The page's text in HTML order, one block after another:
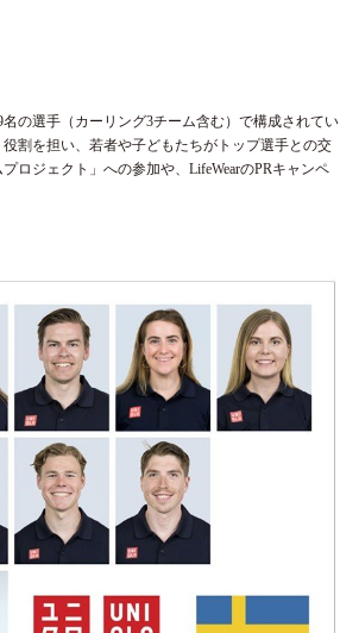
の選手（カーリング3チーム含む）で構成されてい
割を担い、若者や子どもたちがトップ選手との交
ロジェクト」への参加や、LifeWearのPRキャンペ